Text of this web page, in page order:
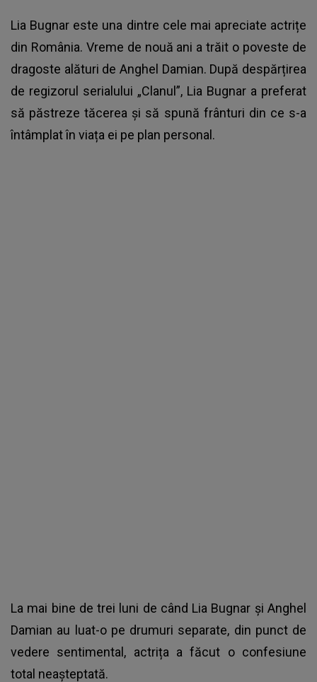
Lia Bugnar este una dintre cele mai apreciate actrițe
din România. Vreme de nouă ani a trăit o poveste de
dragoste alături de Anghel Damian. După despărțirea
de regizorul serialului „Clanul”, Lia Bugnar a preferat
să păstreze tăcerea și să spună frânturi din ce s-a
întâmplat în viața ei pe plan personal.
La mai bine de trei luni de când Lia Bugnar și Anghel
Damian au luat-o pe drumuri separate, din punct de
vedere sentimental, actrița a făcut o confesiune
total neașteptată.